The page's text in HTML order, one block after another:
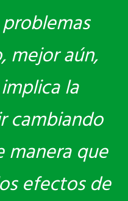
mejor aún,
la
cambiando
manera que
efectos de